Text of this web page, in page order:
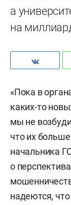
а
на
«Пока в
каких-то
мы не
что их
начальника
о
надеются,